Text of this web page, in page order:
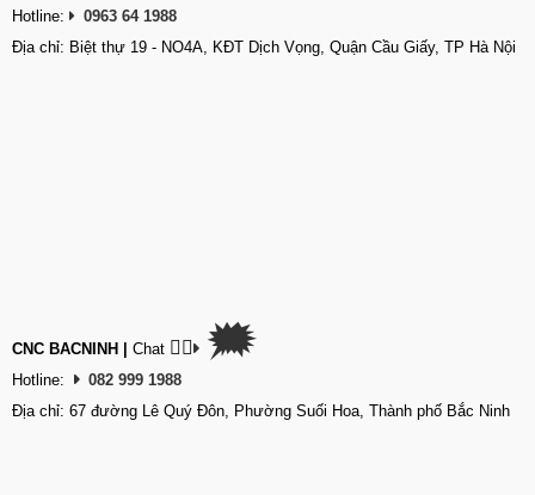
Hotline:
0963 64 1988
Địa chỉ: Biệt thự 19 - NO4A, KĐT Dịch Vọng, Quận Cầu Giấy, TP Hà Nội
CNC BACNINH | Chat 👉🏽 🗯
Hotline:
082 999 1988
Địa chỉ: 67 đường Lê Quý Đôn, Phường Suối Hoa, Thành phố Bắc Ninh